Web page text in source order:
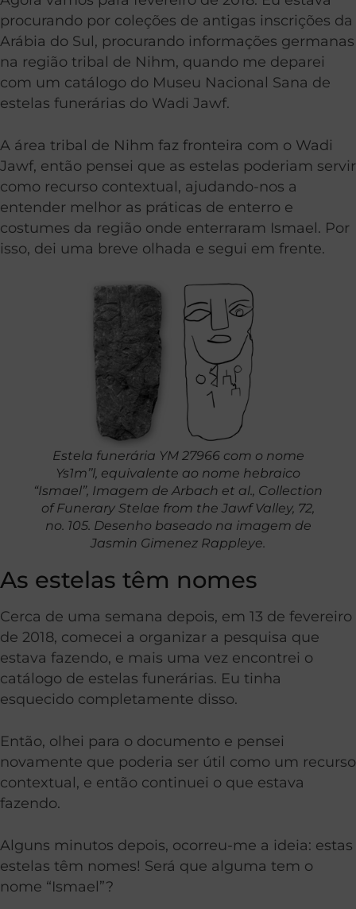
procurando por coleções de antigas inscrições da
Arábia do Sul, procurando informações germanas
na região tribal de Nihm, quando me deparei
com um catálogo do Museu Nacional Sana de
estelas funerárias do Wadi Jawf.
A área tribal de Nihm faz fronteira com o Wadi
Jawf, então pensei que as estelas poderiam servir
como recurso contextual, ajudando-nos a
entender melhor as práticas de enterro e
costumes da região onde enterraram Ismael. Por
isso, dei uma breve olhada e segui em frente.
Estela funerária YM 27966 com o nome
Ys1m’’l, equivalente ao nome hebraico
“Ismael”, Imagem de Arbach et al., Collection
of Funerary Stelae from the Jawf Valley, 72,
no. 105. Desenho baseado na imagem de
Jasmin Gimenez Rappleye.
As estelas têm nomes
Cerca de uma semana depois, em 13 de fevereiro
de 2018, comecei a organizar a pesquisa que
estava fazendo, e mais uma vez encontrei o
catálogo de estelas funerárias. Eu tinha
esquecido completamente disso.
Então, olhei para o documento e pensei
novamente que poderia ser útil como um recurso
contextual, e então continuei o que estava
fazendo.
Alguns minutos depois, ocorreu-me a ideia: estas
estelas têm nomes! Será que alguma tem o
nome “Ismael”?